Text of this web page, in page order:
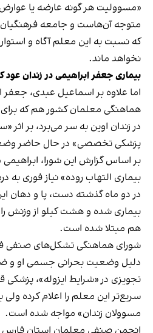
«مسوولیت هر گونه عارضه یا
متوجه آن‌هاست و جامعه
که نسبت به این معلم آگاه و
نخواهد ماند.
بیماری جعفر ابراهیمی در زندان
اما علاوه بر اسماعیل عبدی، جعفر
هماهنگی معلمان کشور هم که
در زندان اوین به سر می‌برد، بر اثر
پزشکی تخصصی» در حال حاضر
بر اساس گزارش این شورا،
بیماری التهاب روده» نیاز فوری به
در دو ماه گذشته دست، پا و دهان
بیماری شده و هشت کیلو از وزنش
هم مبتلا شده است.
شورای هماهنگی تشکل‌های صنفی
دلیل وضعیت بحرانی جسمی او و
تجویزی در «شرایط ایزوله»، پزشکی
سریع‌تر این معلم را اعلام کرده ولی
مسوولان زندان» مواجه شده است.